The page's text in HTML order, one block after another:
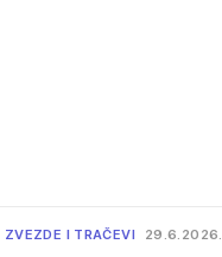
ZVEZDE I TRAČEVI 29.6.2026.